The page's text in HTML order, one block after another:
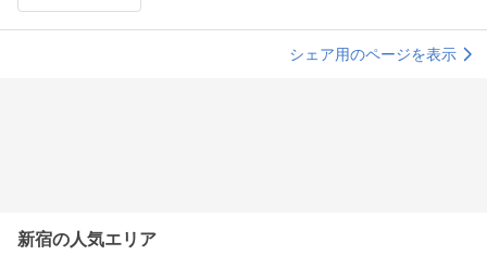
シェア用のページを表示
新宿の人気エリア